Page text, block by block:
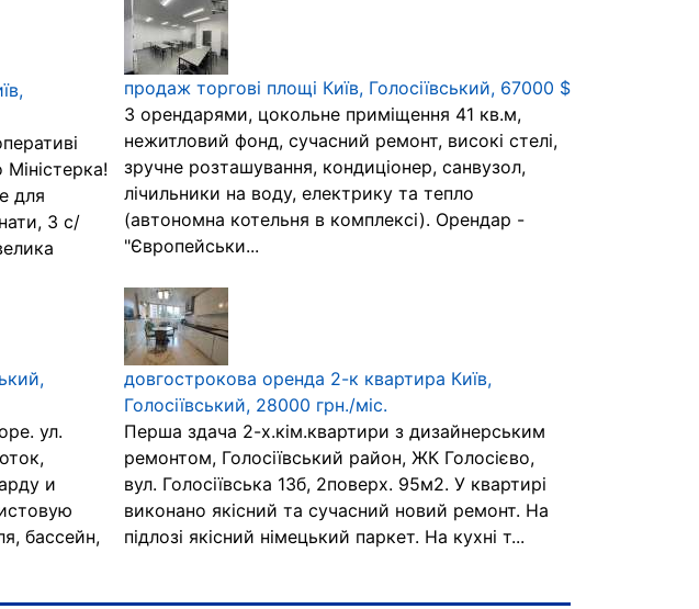
для
3 с/
продаж торгові площі Київ, Голосіївський, 67000 $
З орендарями, цокольне приміщення 41 кв.м,
нежитловий фонд, сучасний ремонт, високі стелі,
зручне розташування, кондиціонер, санвузол,
лічильники на воду, електрику та тепло
(автономна котельня в комплексі). Орендар -
"Європейськи...
ул.
и
бассейн,
довгострокова оренда 2-к квартира Київ,
Голосіївський, 28000 грн./міс.
Перша здача 2-х.кім.квартири з дизайнерським
ремонтом, Голосіївський район, ЖК Голосієво,
вул. Голосіївська 13б, 2поверх. 95м2. У квартирі
виконано якісний та сучасний новий ремонт. На
підлозі якісний німецький паркет. На кухні т...